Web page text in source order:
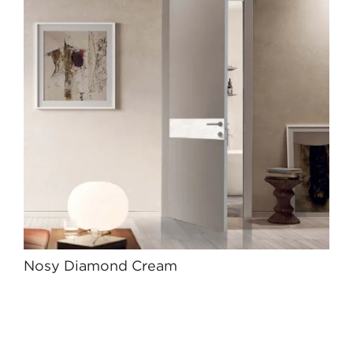
Nosy Diamond Cream